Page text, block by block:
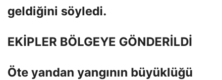
geldiğini söyledi.
EKİPLER BÖLGEYE GÖNDERİLDİ
Öte yandan yangının büyüklüğü